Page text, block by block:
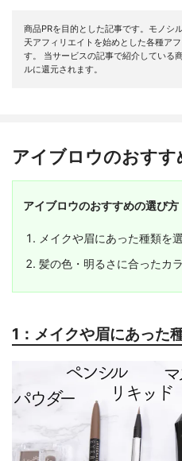
商品PRを目的とした記事です。モノ
天アフィリエイトを始めとした各種ア
す。 当サービスの記事で紹介している
ルに還元されます。
アイブロウのおすす
アイブロウのおすすめの選び方
メイクや眉にあった種類を
髪の色・明るさに合ったカ
1：メイクや眉にあった